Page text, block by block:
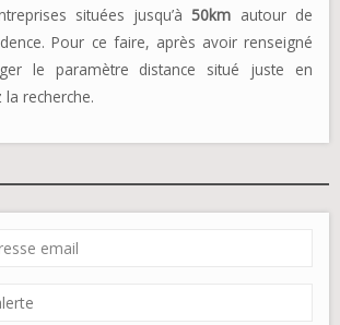
situées jusqu’à50km autour de
Pour ce faire, après avoir renseigné
le paramètre distance situé juste en
recherche.